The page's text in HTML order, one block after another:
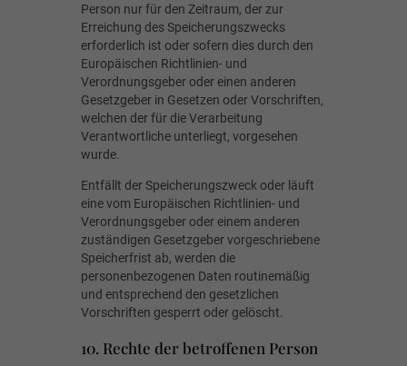
Person nur für den Zeitraum, der zur
Erreichung des Speicherungszwecks
erforderlich ist oder sofern dies durch den
Europäischen Richtlinien- und
Verordnungsgeber oder einen anderen
Gesetzgeber in Gesetzen oder Vorschriften,
welchen der für die Verarbeitung
Verantwortliche unterliegt, vorgesehen
wurde.
Entfällt der Speicherungszweck oder läuft
eine vom Europäischen Richtlinien- und
Verordnungsgeber oder einem anderen
zuständigen Gesetzgeber vorgeschriebene
Speicherfrist ab, werden die
personenbezogenen Daten routinemäßig
und entsprechend den gesetzlichen
Vorschriften gesperrt oder gelöscht.
10. Rechte der betroffenen Person